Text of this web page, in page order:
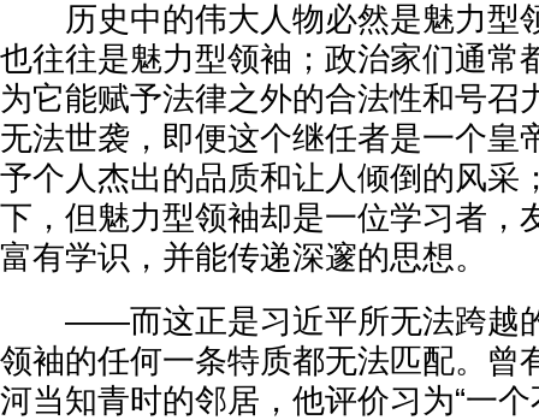
历史中的伟大人物必然是魅力型
也往往是魅力型领袖；政治家们通常
为它能赋予法律之外的合法性和号召
无法世袭，即便这个继任者是一个皇
予个人杰出的品质和让人倾倒的风采
下，但魅力型领袖却是一位学习者，
富有学识，并能传递深邃的思想。
——而这正是习近平所无法跨越的
领袖的任何一条特质都无法匹配。曾
河当知青时的邻居，他评价习为“一